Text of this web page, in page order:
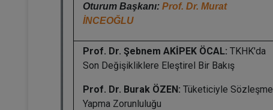
Oturum Başkanı: Prof. Dr. Murat
İNCEOĞLU
Prof. Dr. Şebnem AKİPEK ÖCAL: TKHK'da
Son Değişikliklere Eleştirel Bir Bakış
Prof. Dr. Burak ÖZEN: Tüketiciyle Sözleşme
Yapma Zorunluluğu